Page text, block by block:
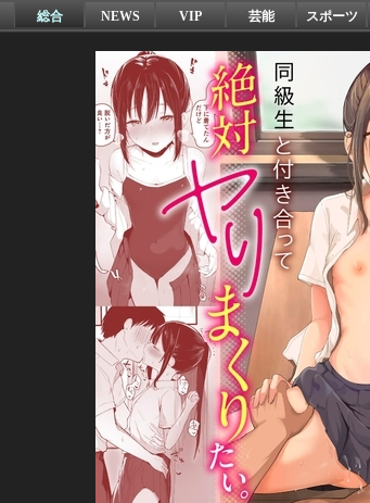
総合 NEWS VIP 芸能 スポーツ